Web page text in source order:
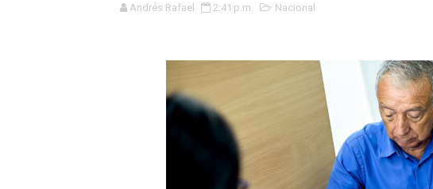
Tres de cada cuatro atenciones del
OSIPTEL: nueve de cada 10
GEANMARCO QUEZADA PRESTÓ
14 COLEGIOS DE TRUJILLO Y VIRÚ
Andrés Rafael 2:41 p.m. Nacional